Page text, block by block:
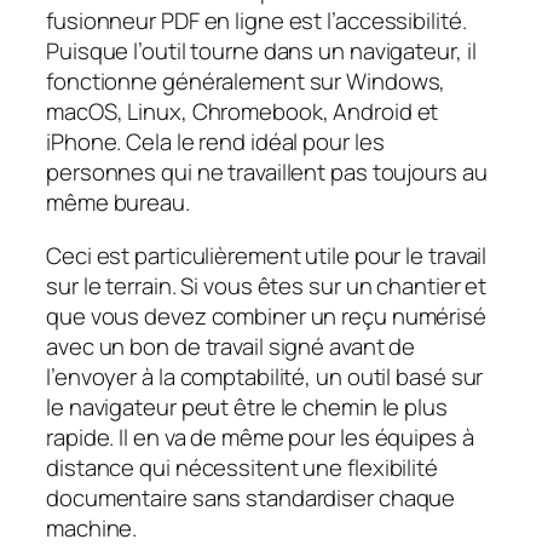
fusionneur PDF en ligne est l’accessibilité.
Puisque l’outil tourne dans un navigateur, il
fonctionne généralement sur Windows,
macOS, Linux, Chromebook, Android et
iPhone. Cela le rend idéal pour les
personnes qui ne travaillent pas toujours au
même bureau.
Ceci est particulièrement utile pour le travail
sur le terrain. Si vous êtes sur un chantier et
que vous devez combiner un reçu numérisé
avec un bon de travail signé avant de
l’envoyer à la comptabilité, un outil basé sur
le navigateur peut être le chemin le plus
rapide. Il en va de même pour les équipes à
distance qui nécessitent une flexibilité
documentaire sans standardiser chaque
machine.